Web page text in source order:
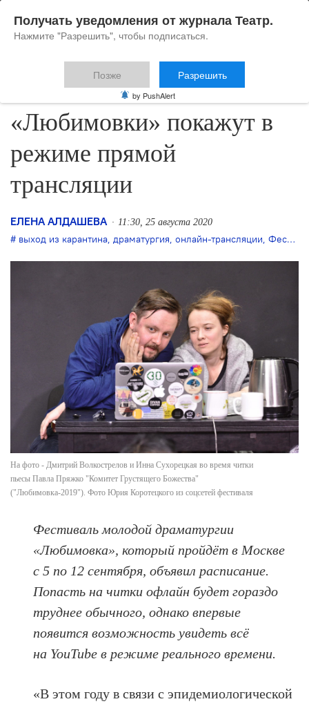
Все события
«Любимовки» покажут в
режиме прямой
трансляции
ЕЛЕНА АЛДАШЕВА 11:30, 25 августа 2020
выход из карантина, драматургия, онлайн-трансляции, Фестиваль "Любимовка"
На фото - Дмитрий Волкострелов и Инна Сухорецкая во время читки
пьесы Павла Пряжко "Комитет Грустящего Божества"
("Любимовка-2019"). Фото Юрия Коротецкого из соцсетей фестиваля
Фестиваль молодой драматургии
«Любимовка», который пройдёт в Москве
с 5 по 12 сентября, объявил расписание.
Попасть на читки офлайн будет гораздо
труднее обычного, однако впервые
появится возможность увидеть всё
на YouTube в режиме реального времени.
«В этом году в связи с эпидемиологической
Получать уведомления от журнала Театр.
Нажмите "Разрешить", чтобы подписаться.
Позже Разрешить
by PushAlert